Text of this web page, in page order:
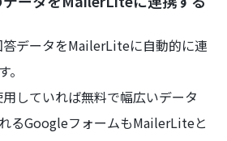
データをMailerLiteに自動的に連
していれば無料で幅広いデータ
るGoogleフォームもMailerLiteと